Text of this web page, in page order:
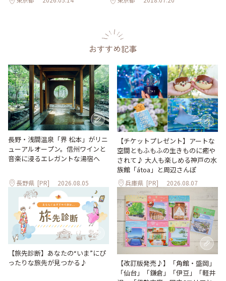
おすすめ記事
長野・浅間温泉「界 松本」がリニ
ューアルオープン。信州ワインと
音楽に浸るエレガントな湯宿へ
長野県 [PR] 2026.08.05
【チケットプレゼント】アートな
空間ともふもふの生きものに癒や
されて♪ 大人も楽しめる神戸の水
族館「átoa」と周辺さんぽ
兵庫県 [PR] 2026.08.07
【旅先診断】あなたの“いま”にぴ
ったりな旅先が見つかる♪
【改訂版発売♪】「角館・盛岡」
「仙台」「鎌倉」「伊豆」「軽井